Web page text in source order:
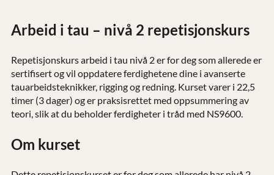
Arbeid i tau – nivå 2 repetisjonskurs
Repetisjonskurs arbeid i tau nivå 2 er for deg som allerede er
sertifisert og vil oppdatere ferdighetene dine i avanserte
tauarbeidsteknikker, rigging og redning. Kurset varer i 22,5
timer (3 dager) og er praksisrettet med oppsummering av
teori, slik at du beholder ferdigheter i tråd med NS9600.
Om kurset